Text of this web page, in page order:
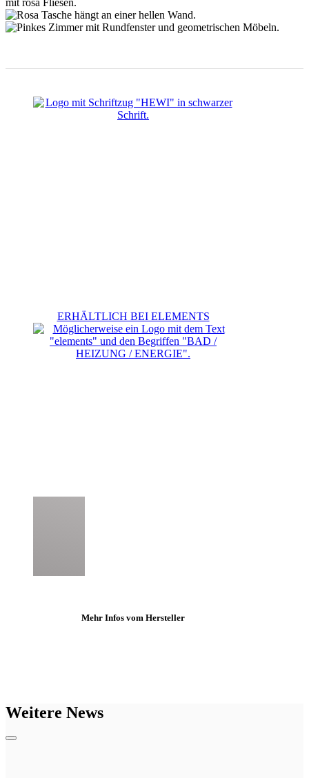
ERHÄLTLICH BEI ELEMENTS
Mehr Infos vom Hersteller
Weitere News